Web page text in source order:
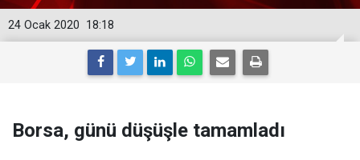
18:18
24 Ocak 2020
Borsa, günü düşüşle tamamladı